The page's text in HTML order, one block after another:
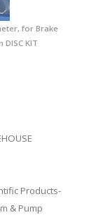
for Brake
KIT
Products-
& Pump